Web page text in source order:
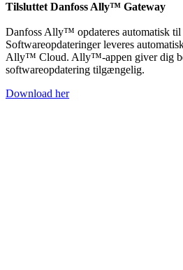
Tilsluttet Danfoss Ally™ Gateway
Danfoss Ally™ opdateres automatisk til
Softwareopdateringer leveres
Ally™ Cloud. Ally™-appen giver dig
softwareopdatering tilgængelig.
Download her